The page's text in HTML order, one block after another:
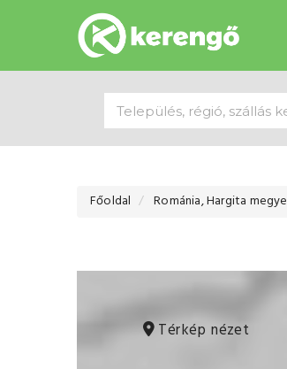
Főoldal Románia, Hargita megye
Térkép nézet